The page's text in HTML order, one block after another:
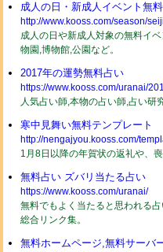
成人の日・新成人イベント無
http://www.kooss.com/season/
成人の日や新成人対象の無料イ
物園,博物館,公園など。
2017年の運勢無料占い
https://www.kooss.com/uranai/
人気占い師,本物の占い師,占い研
寒中見舞い無料テンプレート
http://nengajyou.kooss.com/
1月8日以降の年賀状の返礼や、
無料占い ズバリ当たる占い
https://www.kooss.com/uranai/
無料でもよく当たると思われる
総合リンク集。
無料ホームページ,無料サーバ